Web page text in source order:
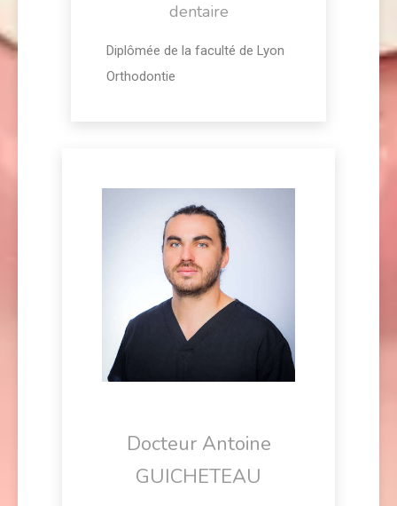
dentaire
Diplômée de la faculté de Lyon
Orthodontie
Docteur Antoine
GUICHETEAU